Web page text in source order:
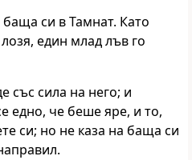
си в Тамнат. Като
един млад лъв го
със сила на него; и
едно, че беше яре, и то,
си; но не каза на баща си